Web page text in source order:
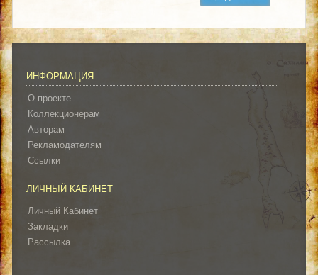
ИНФОРМАЦИЯ
О проекте
Коллекционерам
Авторам
Рекламодателям
Ссылки
ЛИЧНЫЙ КАБИНЕТ
Личный Кабинет
Закладки
Рассылка